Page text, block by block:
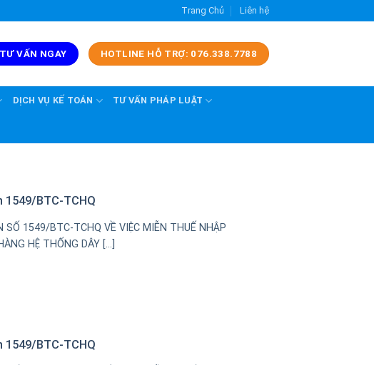
Trang Chủ Liên hệ
VẤN NGAY HOTLINE HỖ TRỢ: 076.338.7788
DỊCH VỤ KẾ TOÁN TƯ VẤN PHÁP LUẬT
1549/BTC-TCHQ
SỐ 1549/BTC-TCHQ VỀ VIỆC MIỄN THUẾ NHẬP
HỆ THỐNG DÂY [...]
1549/BTC-TCHQ